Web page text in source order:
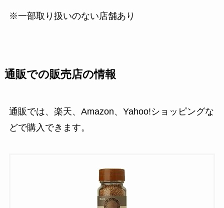
※一部取り扱いのない店舗あり
通販での販売店の情報
通販では、楽天、Amazon、Yahoo!ショッピングな
どで購入できます。